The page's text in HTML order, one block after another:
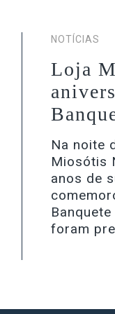
NOTÍCIAS
Loja
Na noite
Miosótis
anos de
foram